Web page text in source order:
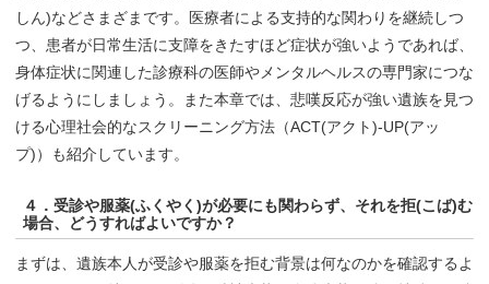
しん)などさまざまです。医療者による支持的な関わりを継続しつ
つ、患者が日常生活に支障をきたすほど症状が強いようであれば、
身体症状に関連した診療科の医師やメンタルヘルスの専門家につな
げるようにしましょう。また本章では、悲嘆反応が強い遺族を見つ
ける心理社会的なスクリーニング方法（ACT(アクト)-UP(アッ
プ)）も紹介しています。
４．受診や服薬(ふくやく)が必要にも関わらず、それを拒(こば)む
場合、どうすればよいですか？
まずは、遺族本人が受診や服薬を拒む背景は何なのかを確認するよ